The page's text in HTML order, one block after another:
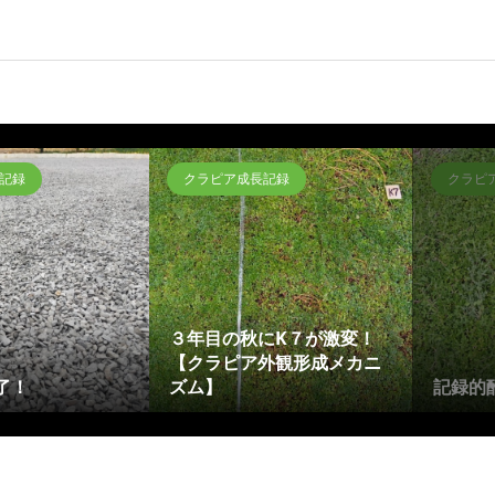
録
！
クラピア成長記録
３年目の秋にK７が激変！
【クラピア外観形成メカニ
ズム】
クラピ
記録的